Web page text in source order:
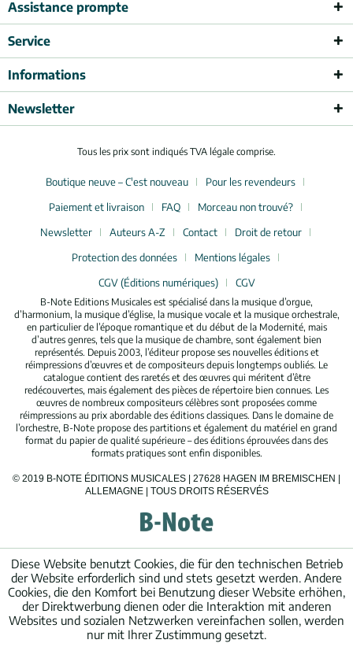
Assistance prompte
Service
Informations
Newsletter
Tous les prix sont indiqués TVA légale comprise.
Boutique neuve – C'est nouveau
Pour les revendeurs
Paiement et livraison
FAQ
Morceau non trouvé?
Newsletter
Auteurs A-Z Contact
Droit de retour
Protection des données
Mentions légales
CGV (Éditions numériques)
CGV
B-Note Editions Musicales est spécialisé dans la musique d’orgue,
d’harmonium, la musique d’église, la musique vocale et la musique orchestrale,
en particulier de l’époque romantique et du début de la Modernité, mais
d’autres genres, tels que la musique de chambre, sont également bien
représentés. Depuis 2003, l’éditeur propose ses nouvelles éditions et
réimpressions d’œuvres et de compositeurs depuis longtemps oubliés. Le
catalogue contient des raretés et des œuvres qui méritent d’être
redécouvertes, mais également des pièces de répertoire bien connues. Les
œuvres de nombreux compositeurs célèbres sont proposées comme
réimpressions au prix abordable des éditions classiques. Dans le domaine de
l’orchestre, B-Note propose des partitions et également du matériel en grand
format du papier de qualité supérieure – des éditions éprouvées dans des
formats pratiques sont enfin disponibles.
© 2019 B-NOTE ÉDITIONS MUSICALES | 27628 HAGEN IM BREMISCHEN |
ALLEMAGNE | TOUS DROITS RÉSERVÉS
Diese Website benutzt Cookies, die für den technischen Betrieb
der Website erforderlich sind und stets gesetzt werden. Andere
Cookies, die den Komfort bei Benutzung dieser Website erhöhen,
der Direktwerbung dienen oder die Interaktion mit anderen
Websites und sozialen Netzwerken vereinfachen sollen, werden
nur mit Ihrer Zustimmung gesetzt.